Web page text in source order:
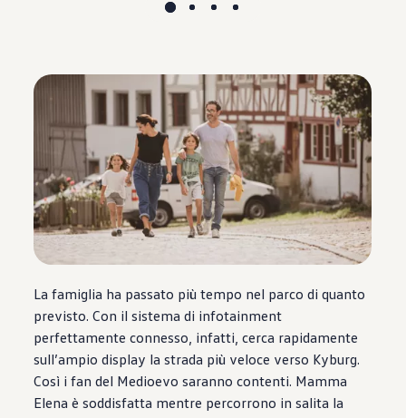
La famiglia ha passato più tempo nel parco di quanto
previsto. Con il sistema di infotainment
perfettamente connesso, infatti, cerca rapidamente
sull’ampio display la strada più veloce verso Kyburg.
Così i fan del Medioevo saranno contenti. Mamma
Elena è soddisfatta mentre percorrono in salita la